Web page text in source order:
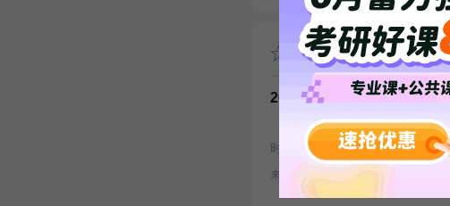
推荐阅读
2024年考研调剂系统将于4
考研调剂工作即将结束，同
时间进行调剂！ 研招网信
来源 : 网络 2024-04-24 16:49:13